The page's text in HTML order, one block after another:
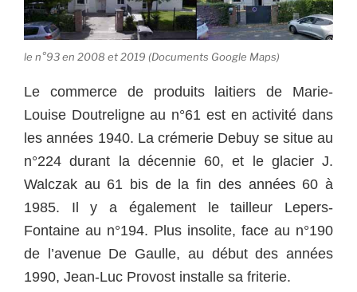
le n°93 en 2008 et 2019 (Documents Google Maps)
Le commerce de produits laitiers de Marie-
Louise Doutreligne au n°61 est en activité dans
les années 1940. La crémerie Debuy se situe au
n°224 durant la décennie 60, et le glacier J.
Walczak au 61 bis de la fin des années 60 à
1985. Il y a également le tailleur Lepers-
Fontaine au n°194. Plus insolite, face au n°190
de l’avenue De Gaulle, au début des années
1990, Jean-Luc Provost installe sa friterie.